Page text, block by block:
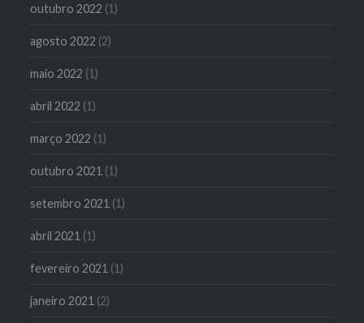
outubro 2022 (1)
agosto 2022 (2)
maio 2022 (1)
abril 2022 (1)
março 2022 (1)
outubro 2021 (1)
setembro 2021 (1)
abril 2021 (1)
fevereiro 2021 (1)
janeiro 2021 (2)